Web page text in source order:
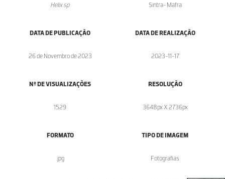
Helix sp. Sintra- Mafra
DATA DE PUBLICAÇÃO
26 de Novembro de 2023
DATA DE REALIZAÇÃO
2023-11-17
Nº DE VISUALIZAÇÕES
1529
RESOLUÇÃO
3648px X 2736px
FORMATO
.jpg
TIPO DE IMAGEM
Fotografias